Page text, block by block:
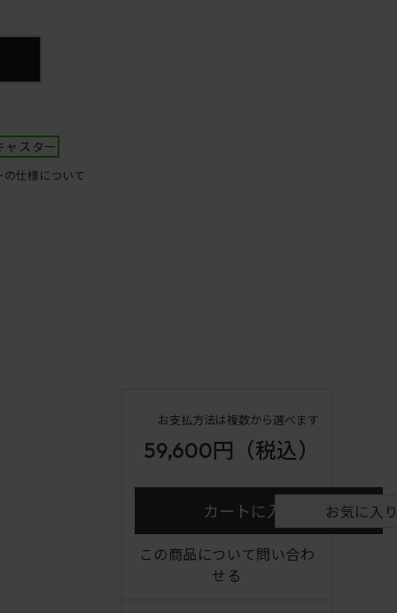
ャスター
の仕様について
お支払方法は複数から選べます
59,600円 （税込）
カートに入れる お気に入
この商品について問い合わ
せる